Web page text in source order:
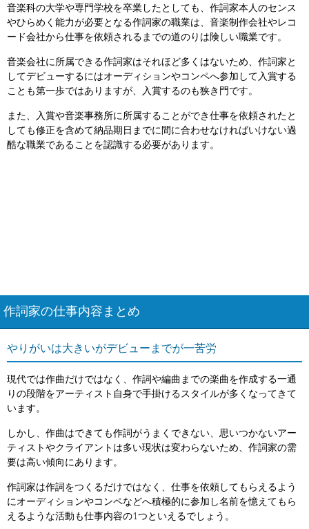
音楽科の大学や専門学校を卒業したとしても、作詞家本人のセンス
やひらめく能力が必要となる作詞家の職業は、音楽制作会社やレコ
ード会社から仕事を依頼されるまでの道のりは険しい職業です。
音楽会社に所属できる作詞家はそれほど多くはないため、作詞家と
してデビューするにはオーディションやコンペへ参加して入賞する
ことも第一歩ではありますが、入賞するのも狭き門です。
また、入賞や音楽事務所に所属することができ仕事を依頼されたと
しても修正を含めて納品期日までに間に合わせなければいけない過
酷な職業であることを認識する必要があります。
作詞家の仕事内容まとめ
やりがいは大きいがデビューまでが一苦労
現代では作曲だけではなく、作詞や編曲までの楽曲を作成する一通
りの段階をアーティスト自身で手掛けるスタイルが多くなってきて
います。
しかし、作曲はできても作詞がうまくできない、思いつかないアー
ティストやクライアントは多い現状は変わらないため、作詞家の需
要は高い傾向にあります。
作詞家は作詞をつくるだけではなく、仕事を依頼してもらえるよう
にオーディションやコンペなどへ積極的に参加し名前を憶えてもら
えるような活動も仕事内容の1つといえるでしょう。